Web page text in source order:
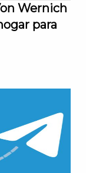
Wernich
para